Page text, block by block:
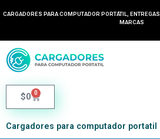
CARGADORES PARA COMPUTADOR PORTÁTIL, ENTREGAS
MARCAS
$0 0
Cargadores para computador portatil